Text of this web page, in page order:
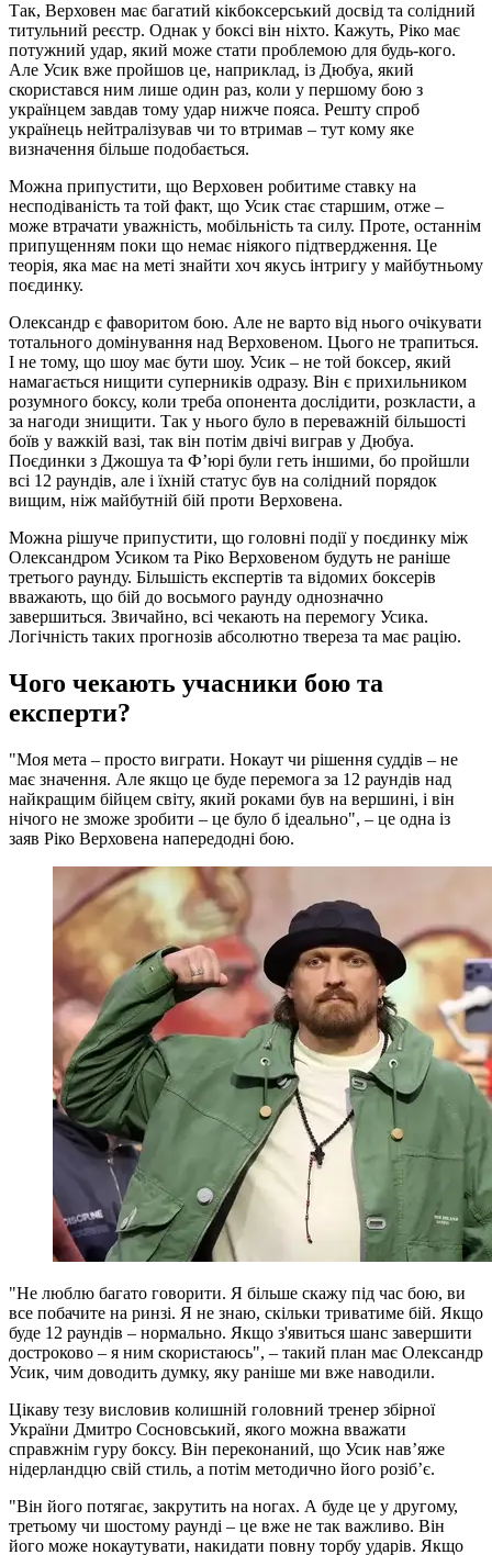
Так, Верховен має багатий кікбоксерський досвід та солідний
титульний реєстр. Однак у боксі він ніхто. Кажуть, Ріко має
потужний удар, який може стати проблемою для будь-кого.
Але Усик вже пройшов це, наприклад, із Дюбуа, який
скористався ним лише один раз, коли у першому бою з
українцем завдав тому удар нижче пояса. Решту спроб
українець нейтралізував чи то втримав – тут кому яке
визначення більше подобається.
Можна припустити, що Верховен робитиме ставку на
несподіваність та той факт, що Усик стає старшим, отже –
може втрачати уважність, мобільність та силу. Проте, останнім
припущенням поки що немає ніякого підтвердження. Це
теорія, яка має на меті знайти хоч якусь інтригу у майбутньому
поєдинку.
Олександр є фаворитом бою. Але не варто від нього очікувати
тотального домінування над Верховеном. Цього не трапиться.
І не тому, що шоу має бути шоу. Усик – не той боксер, який
намагається нищити суперників одразу. Він є прихильником
розумного боксу, коли треба опонента дослідити, розкласти, а
за нагоди знищити. Так у нього було в переважній більшості
боїв у важкій вазі, так він потім двічі виграв у Дюбуа.
Поєдинки з Джошуа та Ф’юрі були геть іншими, бо пройшли
всі 12 раундів, але і їхній статус був на солідний порядок
вищим, ніж майбутній бій проти Верховена.
Можна рішуче припустити, що головні події у поєдинку між
Олександром Усиком та Ріко Верховеном будуть не раніше
третього раунду. Більшість експертів та відомих боксерів
вважають, що бій до восьмого раунду однозначно
завершиться. Звичайно, всі чекають на перемогу Усика.
Логічність таких прогнозів абсолютно твереза та має рацію.
Чого чекають учасники бою та
експерти?
"Моя мета – просто виграти. Нокаут чи рішення суддів – не
має значення. Але якщо це буде перемога за 12 раундів над
найкращим бійцем світу, який роками був на вершині, і він
нічого не зможе зробити – це було б ідеально", – це одна із
заяв Ріко Верховена напередодні бою.
"Не люблю багато говорити. Я більше скажу під час бою, ви
все побачите на ринзі. Я не знаю, скільки триватиме бій. Якщо
буде 12 раундів – нормально. Якщо з'явиться шанс завершити
достроково – я ним скористаюсь", – такий план має Олександр
Усик, чим доводить думку, яку раніше ми вже наводили.
Цікаву тезу висловив колишній головний тренер збірної
України Дмитро Сосновський, якого можна вважати
справжнім гуру боксу. Він переконаний, що Усик нав’яже
нідерландцю свій стиль, а потім методично його розіб’є.
"Він його потягає, закрутить на ногах. А буде це у другому,
третьому чи шостому раунді – це вже не так важливо. Він
його може нокаутувати, накидати повну торбу ударів. Якщо